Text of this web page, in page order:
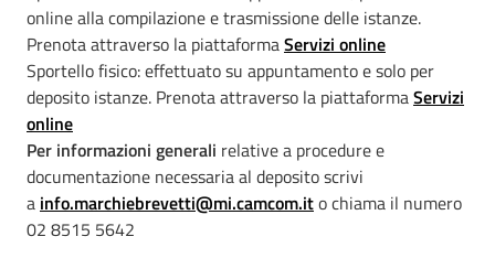
online alla compilazione e trasmissione delle istanze.
Prenota attraverso la piattaformaServizi online
Sportello fisico: effettuato su appuntamento e solo per
deposito istanze. Prenota attraverso la piattaformaServizi
online
Per informazioni generali relative a procedure e
documentazione necessaria al deposito scrivi
a info.marchiebrevetti@mi.camcom.ito chiama il numero
02 8515 5642